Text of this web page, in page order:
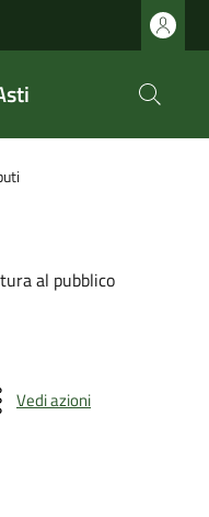
al pubblico
Vedi azioni